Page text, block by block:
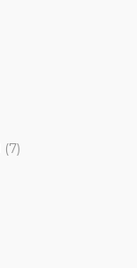
(7)